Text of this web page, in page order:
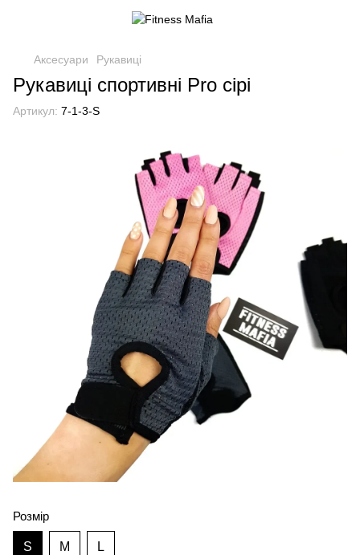
Аксесуари Рукавиці
Рукавиці спортивні Pro сірі
Артикул: 7-1-3-S
Розмір
S M L